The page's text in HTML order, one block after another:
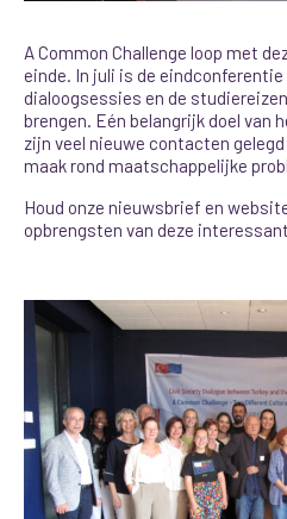
A Common Challenge loop met
einde. In juli is de
dialoogsessies en de
brengen. Eén belangrijk doel van
zijn veel nieuwe contacten
maak rond maatschappelijke
Houd onze nieuwsbrief en
opbrengsten van deze